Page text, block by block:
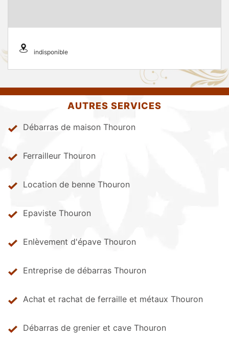
indisponible
AUTRES SERVICES
Débarras de maison Thouron
Ferrailleur Thouron
Location de benne Thouron
Epaviste Thouron
Enlèvement d'épave Thouron
Entreprise de débarras Thouron
Achat et rachat de ferraille et métaux Thouron
Débarras de grenier et cave Thouron